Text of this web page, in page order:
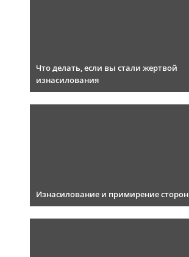
Что делать, если вы стали жертвой
изнасилования
Изнасилование и примирение сторон